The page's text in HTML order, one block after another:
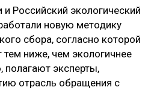
ЗАЩИТА
ПЛИТ
Российский экологический
новую методику
сбора, согласно которой
тем ниже, чем экологичнее
полагают эксперты,
отрасль обращения с